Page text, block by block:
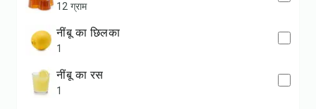
12 ग्राम
नींबू का छिलका
1
नींबू का रस
1